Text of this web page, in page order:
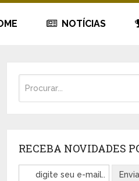
NOTÍCIAS
RECEBA NOVIDADES